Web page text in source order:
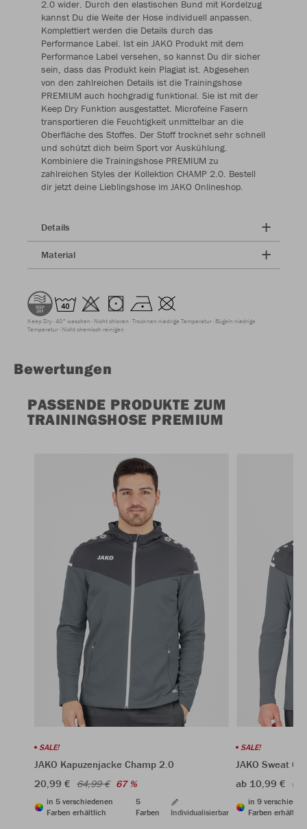
2.0 wider. Durch den elastischen Bund mit Kordelzug
kannst Du die Weite der Hose individuell anpassen.
Komplettiert werden die Details durch das
Performance Label. Ist ein JAKO Produkt mit dem
Performance Label versehen, so kannst Du dir sicher
sein, dass das Produkt kein Plagiat ist. Abgesehen
von den zahlreichen Details ist die Trainingshose
PREMIUM auch hochgradig funktional. Sie ist mit der
Keep Dry Funktion ausgestattet. Microfeine Fasern
transportieren die Feuchtigkeit unmittelbar an die
Oberfläche des Stoffes. Der Stoff trocknet sehr schnell
und schützt dich beim Sport vor Auskühlung.
Kombiniere die Trainingshose PREMIUM zu
zahlreichen Styles der Kollektion CHAMP 2.0. Bestell
dir jetzt deine Lieblingshose im JAKO Onlineshop.
Details
Material
Keep Dry 40° waschen Nicht chloren Trocknen niedrige Temperatur Bügeln niedrige
Temperatur Nicht chemisch reinigen
Bewertungen
PASSENDE PRODUKTE ZUM
TRAININGSHOSE PREMIUM
SALE!
JAKO Kapuzenjacke Champ 2.0
20,99 € 64,99 € 67 %
in 5 verschiedenen
Farben erhältlich
5
Farben
Individualisierbar
SALE!
JAKO Sweat
ab 10,99 €
in 9
Farben